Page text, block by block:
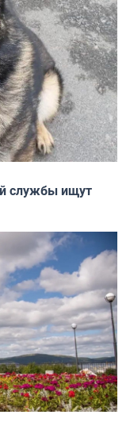
службы ищут